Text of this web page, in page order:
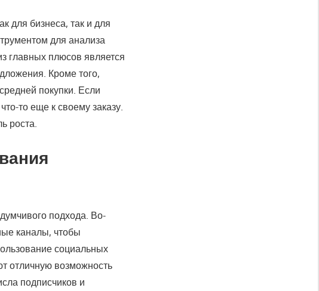
для бизнеса, так и для
для анализа
главных плюсов является
Кроме того,
покупки. Если
то еще к своему заказу.
роста.
подхода. Во-
каналы, чтобы
социальных
отличную возможность
подписчиков и